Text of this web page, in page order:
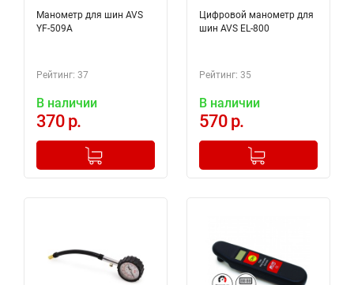
Манометр для шин AVS
YF-509A
Рейтинг: 37
В наличии
370 р.
+
Добавлено в корзину
Цифровой манометр для
шин AVS EL-800
Рейтинг: 35
В наличии
570 р.
+
Добавлено в корзину